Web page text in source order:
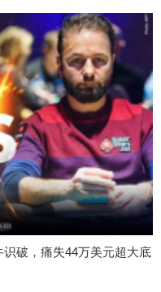
识破，痛失44万美元超大底